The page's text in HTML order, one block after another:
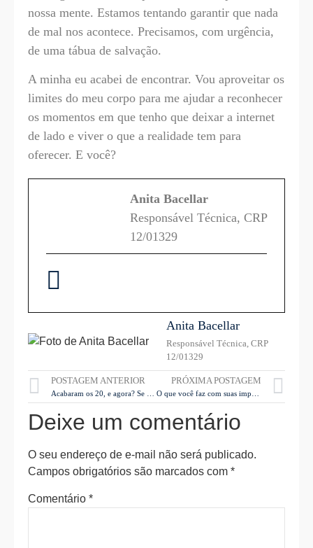
nossa mente. Estamos tentando garantir que nada
de mal nos acontece. Precisamos, com urgência,
de uma tábua de salvação.
A minha eu acabei de encontrar. Vou aproveitar os
limites do meu corpo para me ajudar a reconhecer
os momentos em que tenho que deixar a internet
de lado e viver o que a realidade tem para
oferecer. E você?
Anita Bacellar
Responsável Técnica, CRP
12/01329
Anita Bacellar
Responsável Técnica, CRP
12/01329
POSTAGEM ANTERIOR PRÓXIMA POSTAGEM
Deixe um comentário
O seu endereço de e-mail não será publicado.
Campos obrigatórios são marcados com *
Comentário *